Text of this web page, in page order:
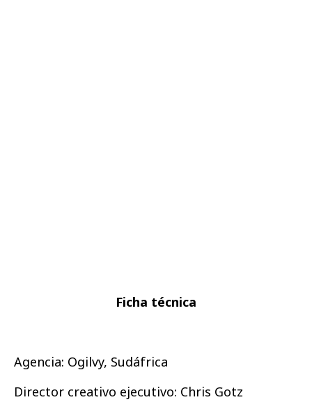
Ficha técnica
Agencia: Ogilvy, Sudáfrica
Director creativo ejecutivo: Chris Gotz